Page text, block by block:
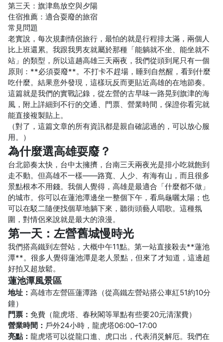
第三天：旗津島放空與夕陽
住宿推薦：適合耍廢的旅宿
常見問題
老實說，每次規劃情侶旅行，最怕的就是行程排太滿，兩個人
比上班還累。我跟我男友就屬於那種「能躺就不坐、能坐就不
站」的類型，所以這趟高雄三天兩夜，我們從頭到尾只有一個
原則：**必須耍廢**。不打卡不趕場，睡到自然醒，看到什麼
吃什麼。結果意外發現，這樣玩反而更貼近高雄的在地節奏。
這篇就是我們的實戰記錄，從左營的古早味一路晃到旗津的海
風，附上詳細到不行的交通、門票、營業時間，保證你看完就
能直接複製貼上。
（對了，這篇文章的所有資訊都是親自確認過的，可以放心服
用。）
為什麼選高雄耍廢？
台北節奏太快，台中太擁擠，台南三天兩夜光是排小吃就飽到
走不動。但高雄不一樣——路寬、人少、有海有山，而且很多
景點根本不用錢。我個人覺得，高雄是最適合「什麼都不做」
的城市。你可以在蓮池潭邊坐一整個下午，看烏龜曬太陽；也
可以在駁二隨便找個草地躺下來，聽街頭藝人唱歌。這種氛
圍，對情侶來說就是最大的浪漫。
第一天：左營舊城慢時光
我們搭高鐵到左營站，大概中午11點。第一站直接殺去**蓮池
潭**。很多人覺得蓮池潭是老人景點，但來了才知道，這邊超
好拍又超放鬆。
蓮池潭風景區
地址： 高雄市左營區蓮潭路（從高鐵左營站搭公車紅51約10分
鐘）
門票： 免費（龍虎塔、春秋閣等單點有些要20元清潔費）
營業時間： 戶外24小時，龍虎塔06:00–17:00
亮點： 龍虎塔可以從龍口進、虎口出，代表消災解厄。我們在